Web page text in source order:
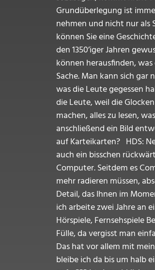
Grundüberlegung ist
nehmen und nicht nur als
können Sie eine
den 1350’iger Jahren
können herausfinden,
Sache. Man kann sich gar
was die Leute gegessen
die Leute, weil die
machen, alles zu lesen,
anschließend ein Bild
auf Karteikarten? HDS:
auch ein bisschen
Computer. Seitdem es
mehr radieren müssen,
Detail, das Ihnen im
ich arbeite zwei Jahre an
Hörspiele, Fernsehspiele
Fülle, da vergisst man
Das hat vor allem mit
bleibe ich da bis um halb